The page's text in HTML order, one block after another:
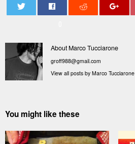
About Marco Tucciarone
groff988@gmail.com
View all posts by Marco Tucciarone
You might like these